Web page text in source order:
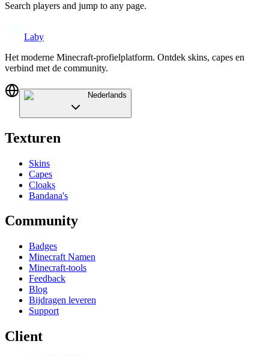
Search players and jump to any page.
Laby
Het moderne Minecraft-profielplatform. Ontdek skins, capes en
verbind met de community.
Nederlands
Texturen
Skins
Capes
Cloaks
Bandana's
Community
Badges
Minecraft Namen
Minecraft-tools
Feedback
Blog
Bijdragen leveren
Support
Client